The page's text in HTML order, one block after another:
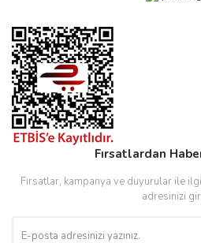
Fırsatlardan
Fırsatlar, kampanya ve duyurular ile
adresinizi